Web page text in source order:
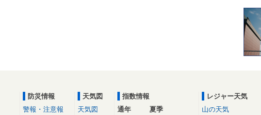
防災情報
警報・注意報
天気図
天気図
指数情報
通年
夏季
レジャー天気
山の天気